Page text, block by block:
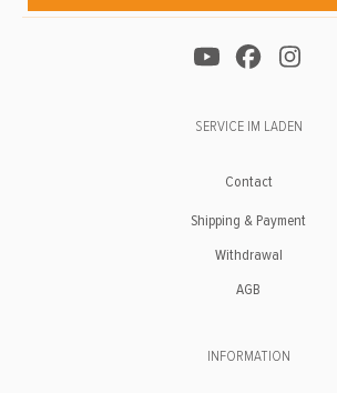
SERVICE IM LADEN
Contact
Shipping & Payment
Withdrawal
AGB
INFORMATION